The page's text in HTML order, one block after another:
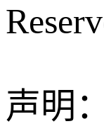
声明